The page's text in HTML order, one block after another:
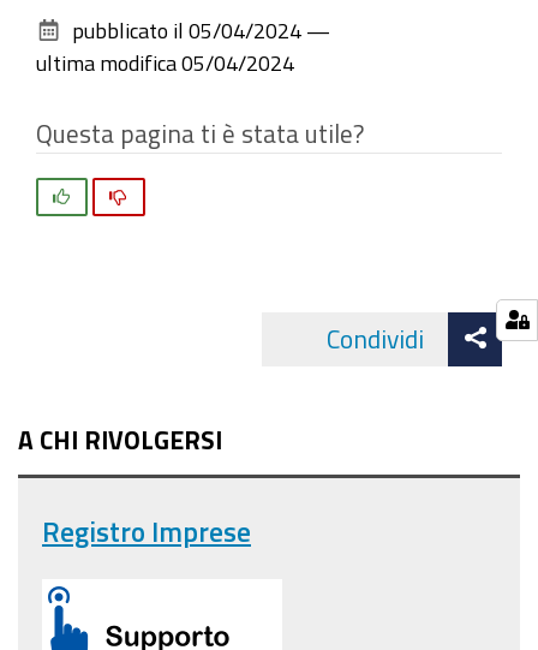
documento
pubblicato il 05/04/2024 —
ultima modifica 05/04/2024
Questa pagina ti è stata utile?
Condividi
A CHI RIVOLGERSI
Registro Imprese